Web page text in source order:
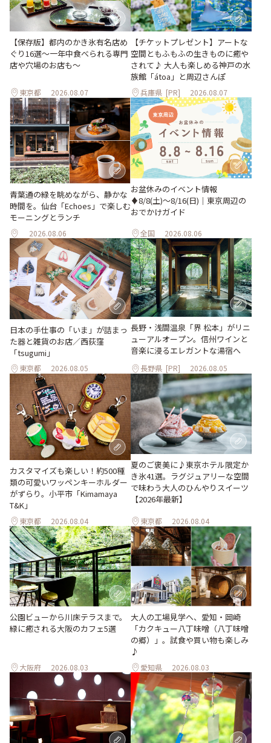
【保存版】都内のかき氷有名店め
ぐり16選～一年中食べられる専門
店や穴場のお店も～
東京都 2026.08.07
【チケットプレゼント】アートな
空間ともふもふの生きものに癒や
されて♪ 大人も楽しめる神戸の水
族館「átoa」と周辺さんぽ
兵庫県 [PR] 2026.08.07
青葉通の緑を眺めながら、静かな
時間を。仙台「Echoes」で楽しむ
モーニングとランチ
2026.08.06
お盆休みのイベント情報
♦︎8/8(土)〜8/16(日)｜東京周辺の
おでかけガイド
全国 2026.08.06
日本の手仕事の「いま」が詰まっ
た器と雑貨のお店／西荻窪
「tsugumi」
東京都 2026.08.05
長野・浅間温泉「界 松本」がリニ
ューアルオープン。信州ワインと
音楽に浸るエレガントな湯宿へ
長野県 [PR] 2026.08.05
カスタマイズも楽しい！約500種
類の可愛いワッペンキーホルダー
がずらり。小平市「Kimamaya
T&K」
東京都 2026.08.04
夏のご褒美に♪東京ホテル限定か
き氷41選。ラグジュアリーな空間
で味わう大人のひんやりスイーツ
【2026年最新】
東京都 2026.08.04
公園ビューから川床テラスまで。
緑に癒される大阪のカフェ5選
大阪府 2026.08.03
大人の工場見学へ、愛知・岡崎
「カクキュー八丁味噌（八丁味噌
の郷）」。試食や買い物も楽しみ
♪
愛知県 2026.08.03